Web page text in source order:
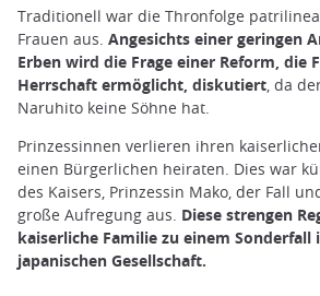
Traditionell war die Thronfolge
Frauen aus. Angesichts einer geringen
Erben wird die Frage einer Reform, die
Herrschaft ermöglicht, diskutiert , da
Naruhito keine Söhne hat.
Prinzessinnen verlieren ihren
einen Bürgerlichen heiraten. Dies war
des Kaisers, Prinzessin Mako, der Fall
große Aufregung aus. Diese strengen
kaiserliche Familie zu einem Sonderfall
japanischen Gesellschaft.